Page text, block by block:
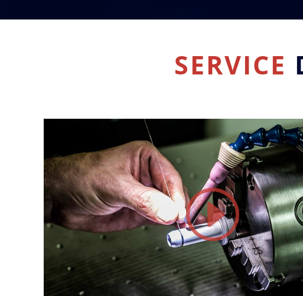
SERVICE